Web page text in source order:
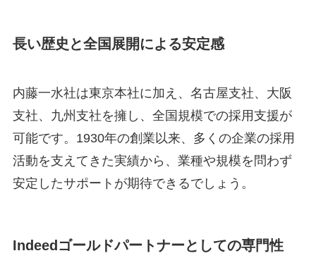
長い歴史と全国展開による安定感
内藤一水社は東京本社に加え、名古屋支社、大阪
支社、九州支社を擁し、全国規模での採用支援が
可能です。1930年の創業以来、多くの企業の採用
活動を支えてきた実績から、業種や規模を問わず
安定したサポートが期待できるでしょう。
Indeedゴールドパートナーとしての専門性